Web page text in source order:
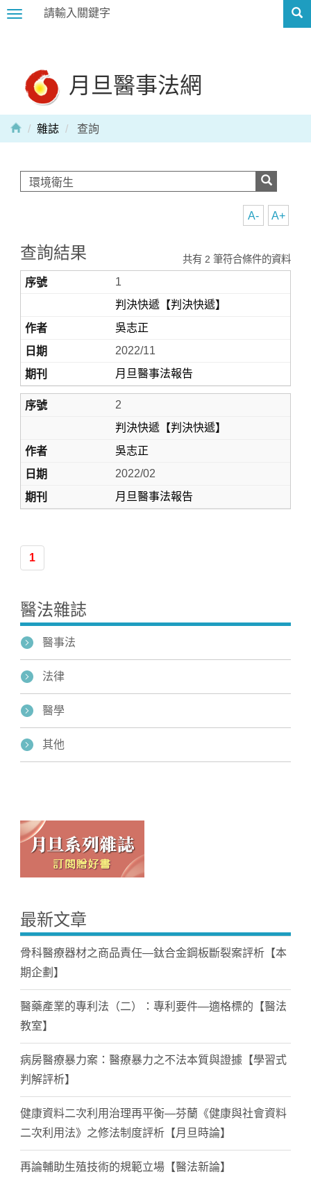
Toggle
月旦醫事法網
Home
雜誌 查詢
A+
A-
查詢結果 共有 2 筆符合條件的資料
1
判決快遞【判決快遞】
吳志正
2022/11
月旦醫事法報告
2
判決快遞【判決快遞】
吳志正
2022/02
月旦醫事法報告
1
醫法雜誌
醫事法
法律
醫學
其他
最新文章
骨科醫療器材之商品責任—鈦合金鋼板斷裂案評析【本
期企劃】
醫藥產業的專利法（二）：專利要件—適格標的【醫法
教室】
病房醫療暴力案：醫療暴力之不法本質與證據【學習式
判解評析】
健康資料二次利用治理再平衡—芬蘭《健康與社會資料
二次利用法》之修法制度評析【月旦時論】
再論輔助生殖技術的規範立場【醫法新論】